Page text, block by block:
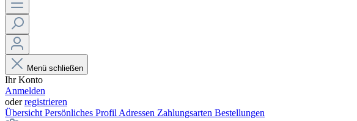
Menü schließen
Ihr Konto
Anmelden
oderregistrieren
Übersicht Persönliches Profil Adressen Zahlungsarten Bestellungen